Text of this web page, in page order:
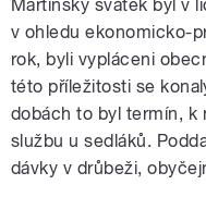
Martinský svátek byl v
v ohledu ekonomicko-
rok, byli vypláceni
této příležitosti se
dobách to byl termín, k
službu u sedláků.
dávky v drůbeži,